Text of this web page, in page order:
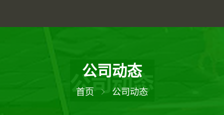
公司动态
首页 公司动态